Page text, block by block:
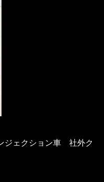
ジェクション車 社外ク